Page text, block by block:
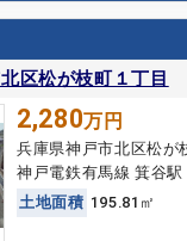
区松が枝町１丁目
2,280万円
兵庫県神戸市北区松が
神戸電鉄有馬線 箕谷
土地面積 195.81㎡